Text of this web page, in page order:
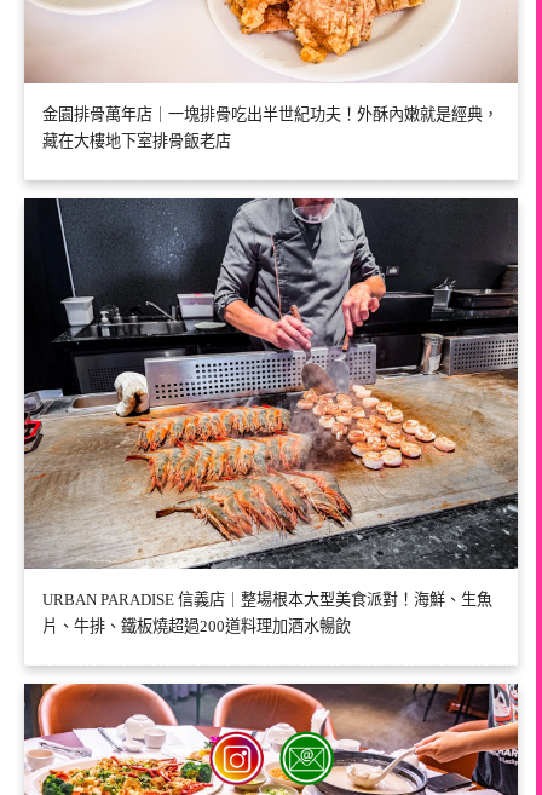
金園排骨萬年店｜一塊排骨吃出半世紀功夫！外酥內嫩就是經典，
藏在大樓地下室排骨飯老店
URBAN PARADISE 信義店｜整場根本大型美食派對！海鮮、生魚
片、牛排、鐵板燒超過200道料理加酒水暢飲